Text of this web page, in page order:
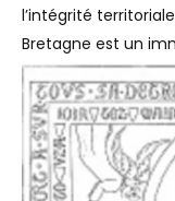
l’intégrité
Bretagne est un